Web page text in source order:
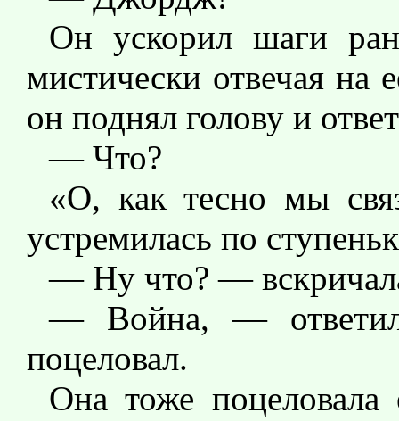
Он ускорил шаги
мистически отвечая на
он поднял голову и
— Что?
«О, как тесно мы
устремилась по
— Ну что? —
— Война, —
поцеловал.
Она тоже